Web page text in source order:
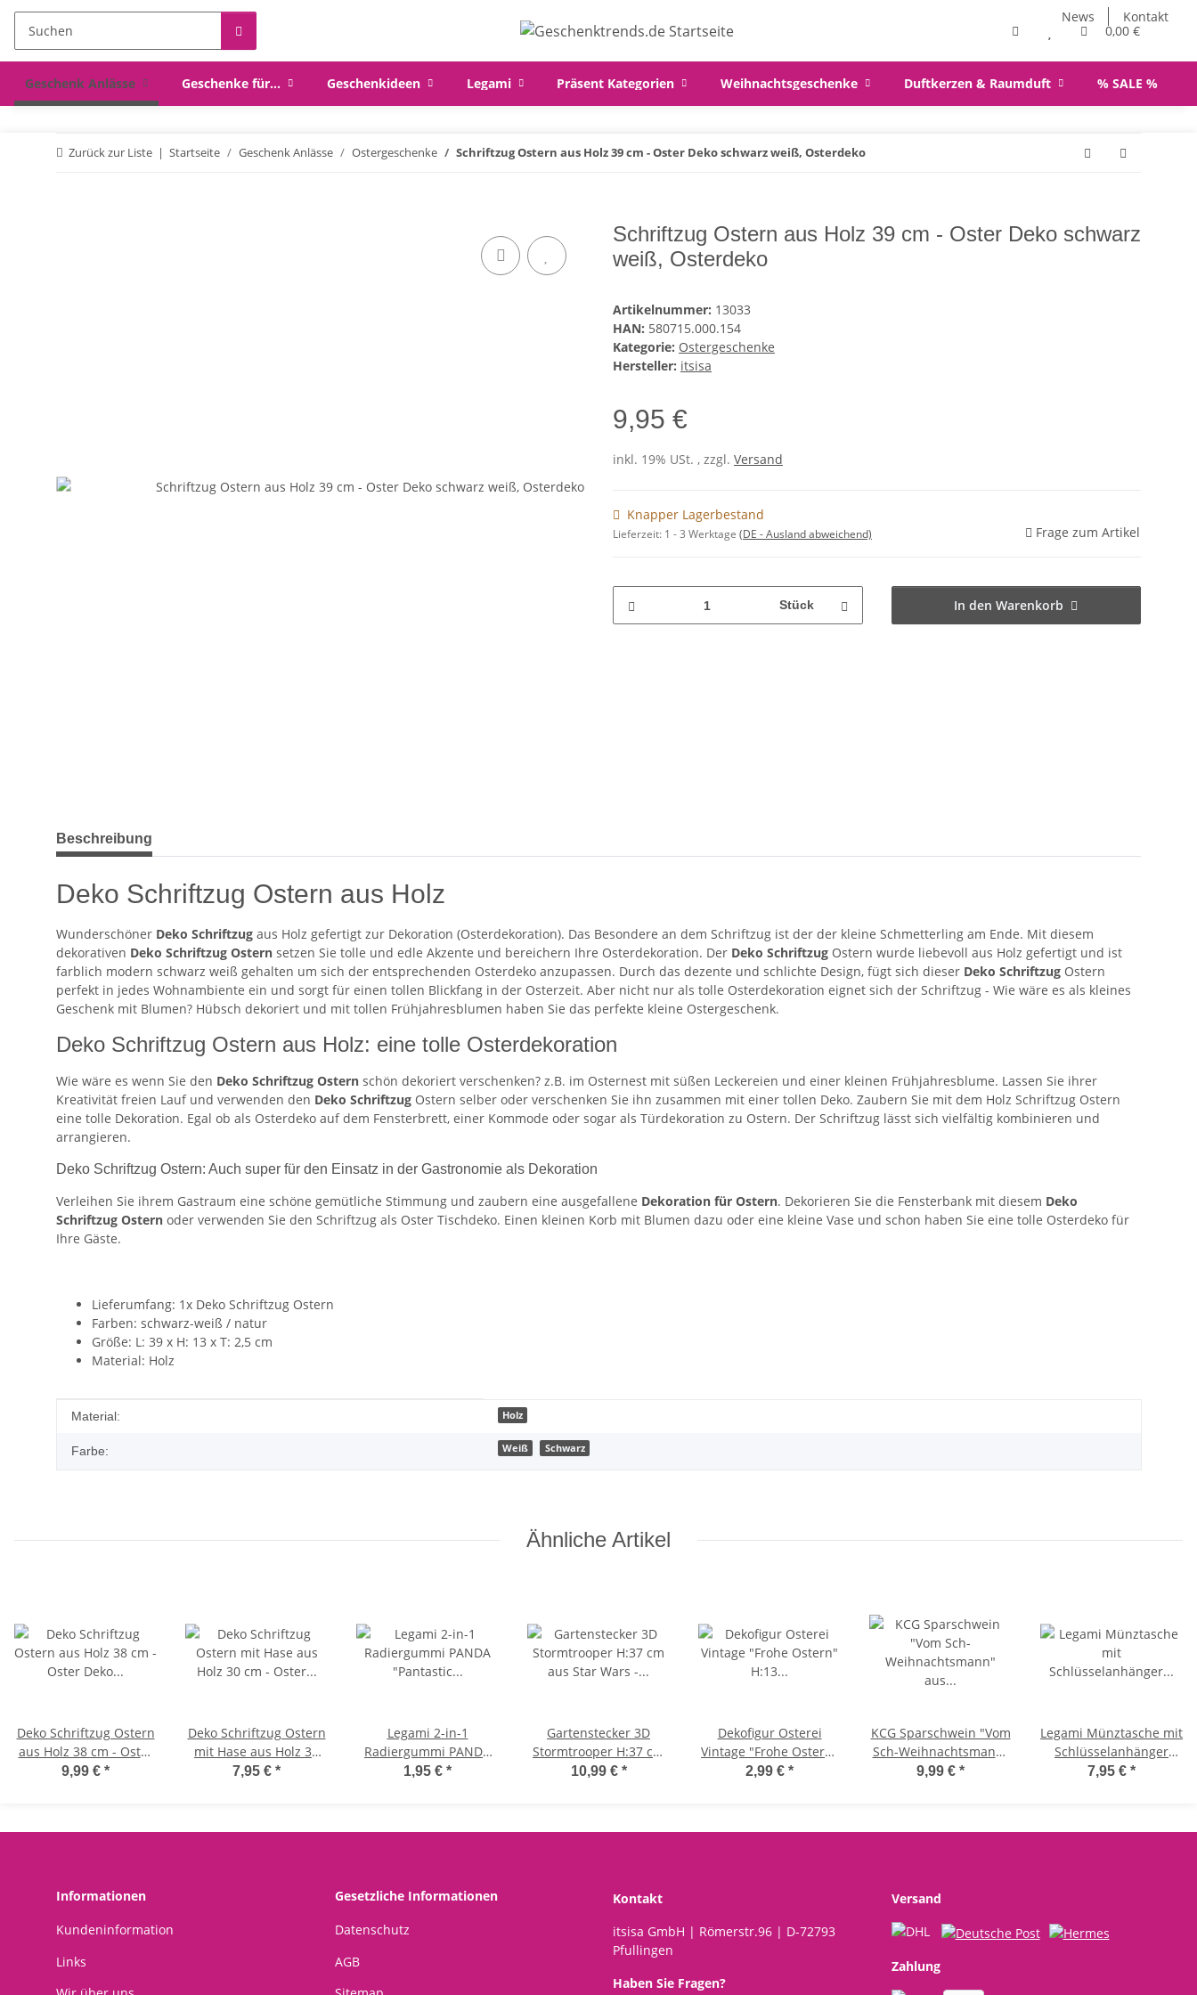
News
Kontakt
0,00 €
Geschenk Anlässe Geschenke für... Geschenkideen Legami Präsent Kategorien Weihnachtsgeschenke Duftkerzen & Raumduft % SALE %
Zurück zur Liste Startseite Geschenk Anlässe Ostergeschenke Schriftzug Ostern aus Holz 39 cm - Oster Deko schwarz weiß, Osterdeko
Schriftzug Ostern aus Holz 39 cm - Oster Deko schwarz
weiß, Osterdeko
Artikelnummer: 13033
HAN: 580715.000.154
Kategorie: Ostergeschenke
Hersteller: itsisa
9,95 €
inkl. 19% USt. , zzgl. Versand
Knapper Lagerbestand
Lieferzeit: 1 - 3 Werktage (DE - Ausland abweichend) Frage zum Artikel
Stück In den Warenkorb
weitere Registerkarten anzeigen
Beschreibung
Deko Schriftzug Ostern aus Holz
Wunderschöner Deko Schriftzug aus Holz gefertigt zur Dekoration (Osterdekoration). Das Besondere an dem Schriftzug ist der der kleine Schmetterling am Ende. Mit diesem
dekorativen Deko Schriftzug Ostern setzen Sie tolle und edle Akzente und bereichern Ihre Osterdekoration. Der Deko Schriftzug Ostern wurde liebevoll aus Holz gefertigt und ist
farblich modern schwarz weiß gehalten um sich der entsprechenden Osterdeko anzupassen. Durch das dezente und schlichte Design, fügt sich dieser Deko Schriftzug Ostern
perfekt in jedes Wohnambiente ein und sorgt für einen tollen Blickfang in der Osterzeit. Aber nicht nur als tolle Osterdekoration eignet sich der Schriftzug - Wie wäre es als kleines
Geschenk mit Blumen? Hübsch dekoriert und mit tollen Frühjahresblumen haben Sie das perfekte kleine Ostergeschenk.
Deko Schriftzug Ostern aus Holz: eine tolle Osterdekoration
Wie wäre es wenn Sie den Deko Schriftzug Ostern schön dekoriert verschenken? z.B. im Osternest mit süßen Leckereien und einer kleinen Frühjahresblume. Lassen Sie ihrer
Kreativität freien Lauf und verwenden den Deko Schriftzug Ostern selber oder verschenken Sie ihn zusammen mit einer tollen Deko. Zaubern Sie mit dem Holz Schriftzug Ostern
eine tolle Dekoration. Egal ob als Osterdeko auf dem Fensterbrett, einer Kommode oder sogar als Türdekoration zu Ostern. Der Schriftzug lässt sich vielfältig kombinieren und
arrangieren.
Deko Schriftzug Ostern: Auch super für den Einsatz in der Gastronomie als Dekoration
Verleihen Sie ihrem Gastraum eine schöne gemütliche Stimmung und zaubern eine ausgefallene Dekoration für Ostern. Dekorieren Sie die Fensterbank mit diesem Deko
Schriftzug Ostern oder verwenden Sie den Schriftzug als Oster Tischdeko. Einen kleinen Korb mit Blumen dazu oder eine kleine Vase und schon haben Sie eine tolle Osterdeko für
Ihre Gäste.
Lieferumfang: 1x Deko Schriftzug Ostern
Farben: schwarz-weiß / natur
Größe: L: 39 x H: 13 x T: 2,5 cm
Material: Holz
Produkteigenschaft
Wert
Material: Holz
Farbe: Weiß Schwarz
Ähnliche Artikel
Deko Schriftzug Ostern
aus Holz 38 cm - Oster
Deko schwarz weiß,
9,99 € *
Deko Schriftzug Ostern
mit Hase aus Holz 30
cm - Oster Deko
7,95 € *
Legami 2-in-1
Radiergummi PANDA
"Pantastic Eraser" -
1,95 € *
Gartenstecker 3D
Stormtrooper H:37 cm
aus Star Wars - Disney
10,99 € *
Dekofigur Osterei
Vintage "Frohe Ostern"
H:13 cm aus Holz -
2,99 € *
KCG Sparschwein "Vom
Sch-Weihnachtsmann"
aus Keramik - Spardose
9,99 € *
Legami Münztasche mit
Schlüsselanhänger
Mini Kawaii PANDA -
7,95 € *
Informationen
Kundeninformation
Links
Gesetzliche Informationen
Datenschutz
AGB
Kontakt
itsisa GmbH | Römerstr.96 | D-72793
Pfullingen
Haben Sie Fragen?
Versand
Zahlung